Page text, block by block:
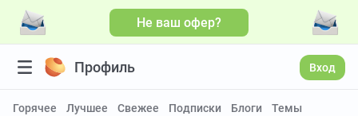
Не ваш офер?
Профиль Вход
Горячее Лучшее Свежее Подписки Блоги Темы